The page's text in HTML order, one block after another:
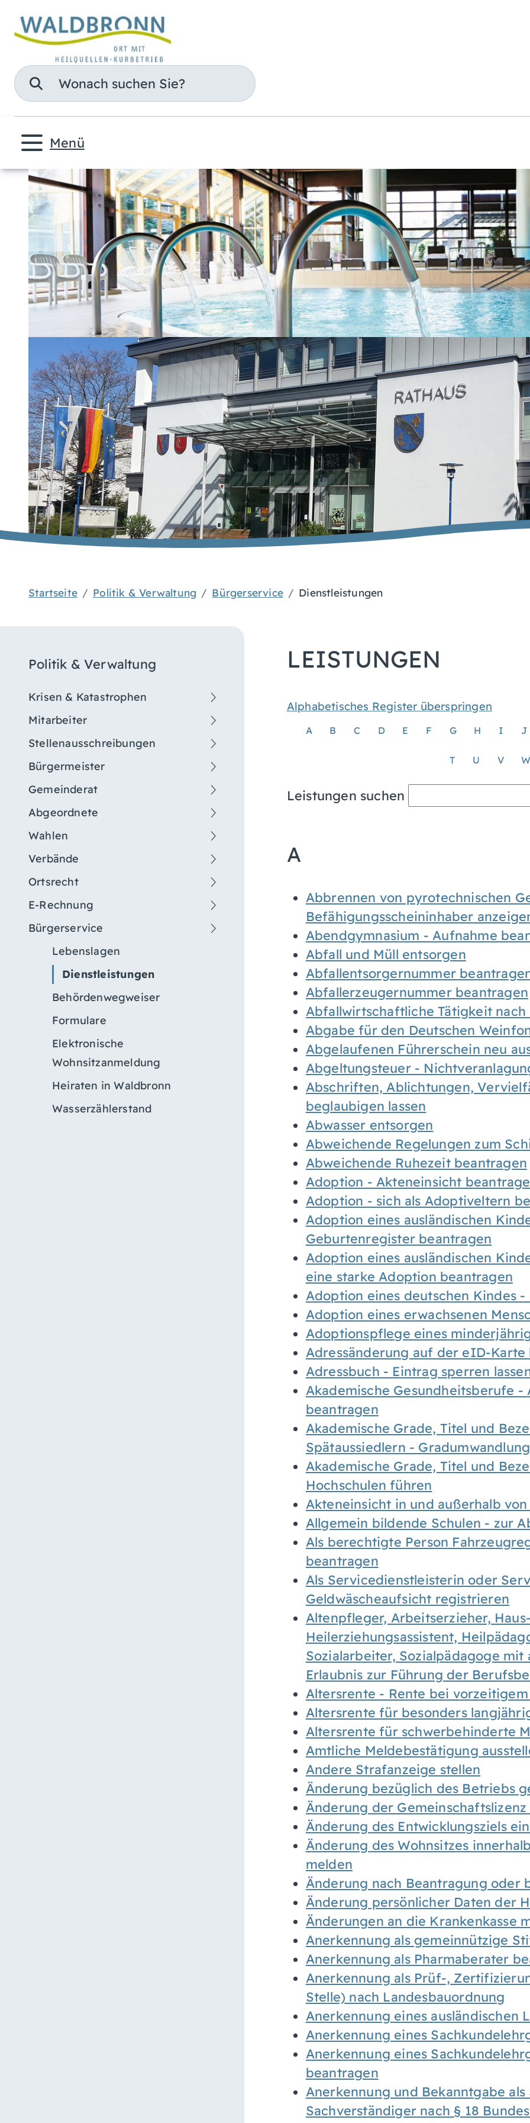
Suche
Menü
Startseite Politik & Verwaltung Bürgerservice Dienstleistungen
Politik & Verwaltung
Krisen & Katastrophen
Mitarbeiter
Stellenausschreibungen
Bürgermeister
Gemeinderat
Abgeordnete
Wahlen
Verbände
Ortsrecht
E-Rechnung
Bürgerservice
Lebenslagen
Dienstleistungen
Behördenwegweiser
Formulare
Elektronische
Wohnsitzanmeldung
Heiraten in Waldbronn
Wasserzählerstand
LEISTUNGEN
Alphabetisches Register überspringen
A B C D E F G H I J
T U V W
Leistungen suchen
A
Abbrennen von pyrotechnischen
Befähigungsscheininhaber
Abendgymnasium - Aufnahme
Abfall und Müll entsorgen
Abfallentsorgernummer
Abfallerzeugernummer beantragen
Abfallwirtschaftliche Tätigkeit
Abgabe für den Deutschen
Abgelaufenen Führerschein neu
Abgeltungsteuer -
Abschriften, Ablichtungen,
beglaubigen lassen
Abwasser entsorgen
Abweichende Regelungen zum
Abweichende Ruhezeit beantragen
Adoption - Akteneinsicht
Adoption - sich als Adoptiveltern
Adoption eines ausländischen
Geburtenregister beantragen
Adoption eines ausländischen
eine starke Adoption beantragen
Adoption eines deutschen Kindes
Adoption eines erwachsenen
Adoptionspflege eines
Adressänderung auf der eID-Karte
Adressbuch - Eintrag sperren
Akademische Gesundheitsberufe
beantragen
Akademische Grade, Titel und
Spätaussiedlern -
Akademische Grade, Titel und
Hochschulen führen
Akteneinsicht in und außerhalb
Allgemein bildende Schulen - zur
Als berechtigte Person
beantragen
Als Servicedienstleisterin oder
Geldwäscheaufsicht registrieren
Altenpfleger, Arbeitserzieher,
Heilerziehungsassistent,
Sozialarbeiter, Sozialpädagoge
Erlaubnis zur Führung der
Altersrente - Rente bei
Altersrente für besonders
Altersrente für schwerbehinderte
Amtliche Meldebestätigung
Andere Strafanzeige stellen
Änderung bezüglich des Betriebs
Änderung der
Änderung des Entwicklungsziels
Änderung des Wohnsitzes
melden
Änderung nach Beantragung oder
Änderung persönlicher Daten der
Änderungen an die Krankenkasse
Anerkennung als gemeinnützige
Anerkennung als Pharmaberater
Anerkennung als Prüf-,
Stelle) nach Landesbauordnung
Anerkennung eines ausländischen
Anerkennung eines
Anerkennung eines
beantragen
Anerkennung und Bekanntgabe
Sachverständiger nach § 18